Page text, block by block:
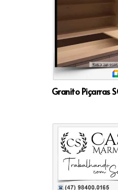
Granito Piçarras